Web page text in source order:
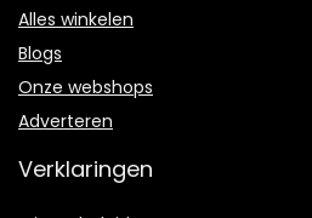
Alles winkelen
Blogs
Onze webshops
Adverteren
Verklaringen